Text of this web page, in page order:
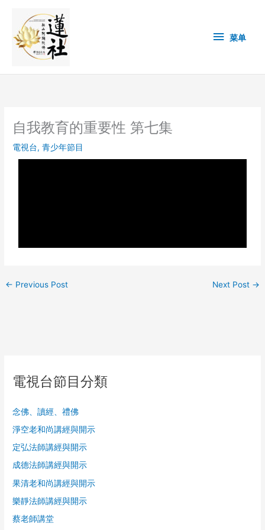
content
单 菜单
自我教育的重要性 第七集
電視台,青少年節目
← Previous Post Next Post →
電視台節目分類
念佛、讀經、禮佛
淨空老和尚講經與開示
定弘法師講經與開示
成德法師講經與開示
果清老和尚講經與開示
樂靜法師講經與開示
蔡老師講堂